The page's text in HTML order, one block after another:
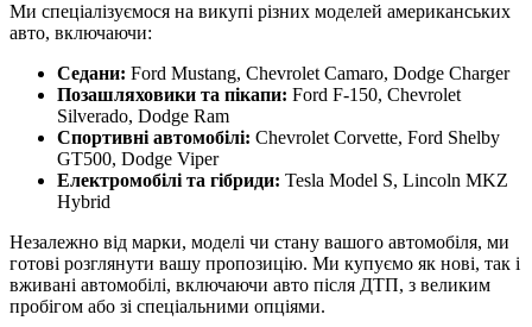
Ми спеціалізуємося на викупі різних моделей американських
авто, включаючи:
Седани: Ford Mustang, Chevrolet Camaro, Dodge Charger
Позашляховики та пікапи: Ford F-150, Chevrolet
Silverado, Dodge Ram
Спортивні автомобілі: Chevrolet Corvette, Ford Shelby
GT500, Dodge Viper
Електромобілі та гібриди: Tesla Model S, Lincoln MKZ
Hybrid
Незалежно від марки, моделі чи стану вашого автомобіля, ми
готові розглянути вашу пропозицію. Ми купуємо як нові, так і
вживані автомобілі, включаючи авто після ДТП, з великим
пробігом або зі спеціальними опціями.